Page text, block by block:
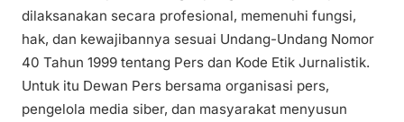
dilaksanakan secara profesional, memenuhi fungsi,
hak, dan kewajibannya sesuai Undang-Undang Nomor
40 Tahun 1999 tentang Pers dan Kode Etik Jurnalistik.
Untuk itu Dewan Pers bersama organisasi pers,
pengelola media siber, dan masyarakat menyusun